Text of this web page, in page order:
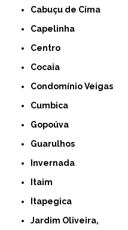
Cabuçu de Cima
Capelinha
Centro
Cocaia
Condomínio Veigas
Cumbica
Gopoúva
Guarulhos
Invernada
Itaim
Itapegica
Jardim Oliveira,